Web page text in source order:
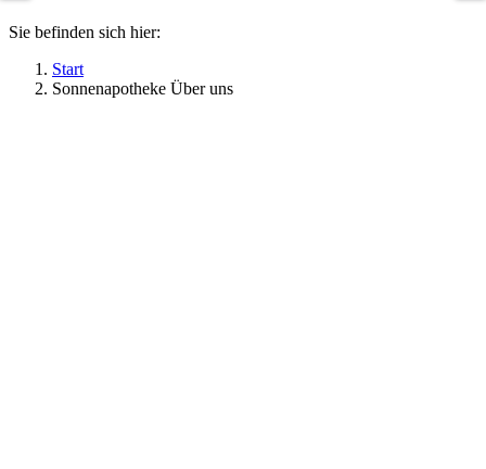
Sie befinden sich hier:
Start
Sonnenapotheke Über uns